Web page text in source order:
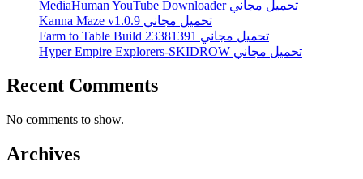
MediaHuman YouTube Downloader تحميل مجاني
Kanna Maze v1.0.9 تحميل مجاني
Farm to Table Build 23381391 تحميل مجاني
Hyper Empire Explorers-SKIDROW تحميل مجاني
Recent Comments
No comments to show.
Archives